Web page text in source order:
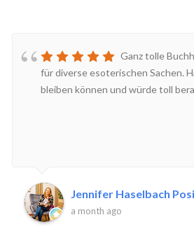
Ganz tolle
für diverse esoterischen Sachen.
bleiben können und würde toll
Jennifer Haselbach
a month ago